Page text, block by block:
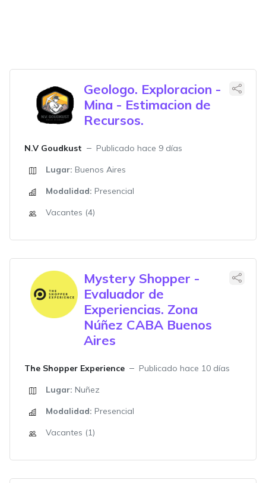
Geologo. Exploracion -
Mina - Estimacion de
Recursos.
N.V Goudkust
Publicado hace 9 días
Lugar: Buenos Aires
Modalidad: Presencial
Vacantes (4)
Mystery Shopper -
Evaluador de
Experiencias. Zona
Núñez CABA Buenos
Aires
The Shopper Experience
Publicado hace 10 días
Lugar: Nuñez
Modalidad: Presencial
Vacantes (1)